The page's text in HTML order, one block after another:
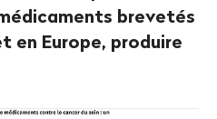
brevetés
en Europe, produire